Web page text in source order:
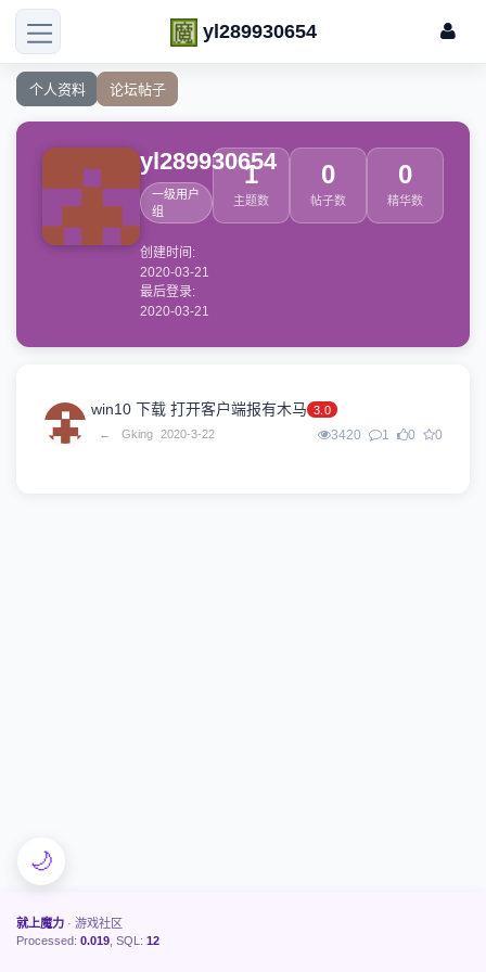
yl289930654
个人资料 论坛帖子
yl289930654
一级用户
组
创建时间:
2020-03-21
最后登录:
2020-03-21
1
主题数
0
帖子数
0
精华数
win10 下载 打开客户端报有木马
3.0
←
Gking 2020-3-22 3420 1 0 0
就上魔力 · 游戏社区
Processed: 0.019 , SQL: 12
🌙